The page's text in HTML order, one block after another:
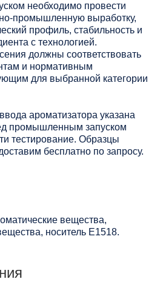
необходимо провести
промышленную выработку,
профиль, стабильность и
с технологией.
должны соответствовать
и нормативным
для выбранной категории
ароматизатора указана
промышленным запуском
тестирование. Образцы
бесплатно по запросу.
вещества,
носитель Е1518.